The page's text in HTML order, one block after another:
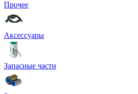
Прочее
Аксессуары
Запасные части